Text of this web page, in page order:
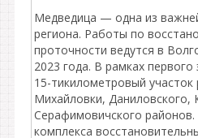
Медведица — одна из
региона. Работы по
проточности ведутся в
2023 года. В рамках
15-тикилометровый участок
Михайловки, Даниловского,
Серафимовичского районов.
комплекса